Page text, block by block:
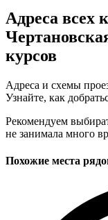
Адреса всех
курсов
Адреса и схемы
Узнайте, как
Рекомендуем
не занимала много
Похожие места